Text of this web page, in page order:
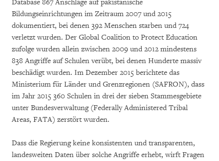
Database 867 Anschläge auf pakistanische
Bildungseinrichtungen im Zeitraum 2007 und 2015
dokumentiert, bei denen 392 Menschen starben und 724
verletzt wurden. Der Global Coalition to Protect Education
zufolge wurden allein zwischen 2009 und 2012 mindestens
838 Angriffe auf Schulen verübt, bei denen Hunderte massiv
beschädigt wurden. Im Dezember 2015 berichtete das
Ministerium für Länder und Grenzregionen (SAFRON), dass
im Jahr 2015 360 Schulen in drei der sieben Stammesgebiete
unter Bundesverwaltung (Federally Administered Tribal
Areas, FATA) zerstört wurden.
Dass die Regierung keine konsistenten und transparenten,
landesweiten Daten über solche Angriffe erhebt, wirft Fragen